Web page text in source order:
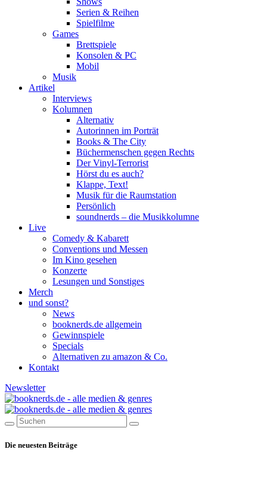
Serien & Reihen
Spielfilme
Games
Brettspiele
Konsolen & PC
Mobil
Musik
Artikel
Interviews
Kolumnen
Alternativ
Autorinnen im Porträt
Books & The City
Büchermenschen gegen Rechts
Der Vinyl-Terrorist
Hörst du es auch?
Klappe, Text!
Musik für die Raumstation
Persönlich
soundnerds – die Musikkolumne
Live
Comedy & Kabarett
Conventions und Messen
Im Kino gesehen
Konzerte
Lesungen und Sonstiges
Merch
und sonst?
News
booknerds.de allgemein
Gewinnspiele
Specials
Alternativen zu amazon & Co.
Kontakt
Newsletter
Die neuesten Beiträge